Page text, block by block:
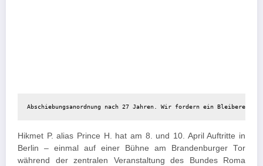
Abschiebungsanordnung nach 27 Jahren. Wir fordern ein Bleiberecht
Hikmet P. alias Prince H. hat am 8. und 10. April Auftritte in
Berlin – einmal auf einer Bühne am Brandenburger Tor
während der zentralen Veranstaltung des Bundes Roma